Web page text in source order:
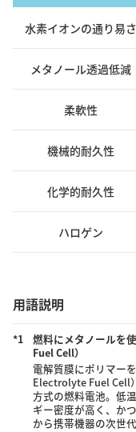
水素イオンの通り易さ
メタノール透過低減
柔軟性
機械的耐久性
化学的耐久性
ハロゲン
用語説明
*1
燃料にメタノールを
Fuel Cell）
電解質膜にポリマー
Electrolyte Fuel Cell
方式の燃料電池。低
ギー密度が高く、か
から携帯機器の次世